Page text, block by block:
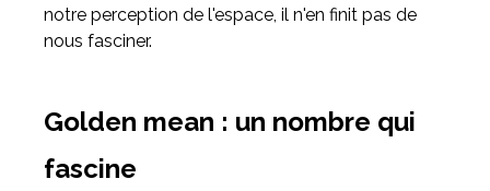
notre perception de l'espace, il n'en finit pas de
nous fasciner.
Golden mean : un nombre qui
fascine